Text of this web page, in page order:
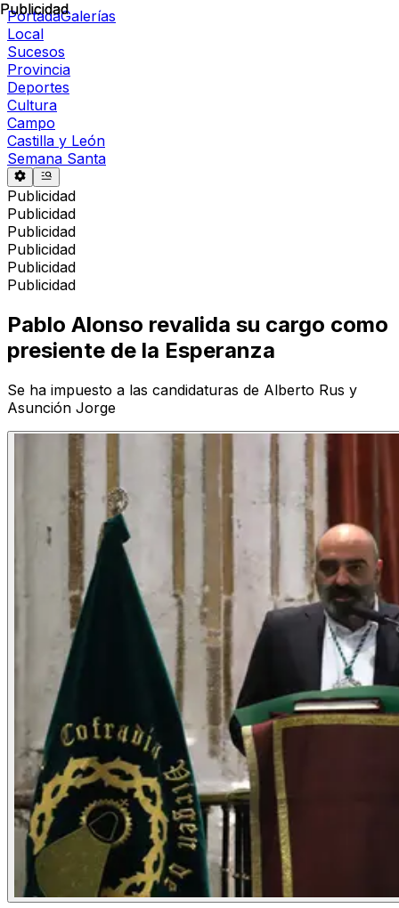
PortadaGalerías
Local
Sucesos
Provincia
Deportes
Cultura
Campo
Castilla y León
Semana Santa
Publicidad
Publicidad
Publicidad
Publicidad
Publicidad
Publicidad
Publicidad
Pablo Alonso revalida su cargo como
presiente de la Esperanza
Se ha impuesto a las candidaturas de Alberto Rus y
Asunción Jorge
Publicidad